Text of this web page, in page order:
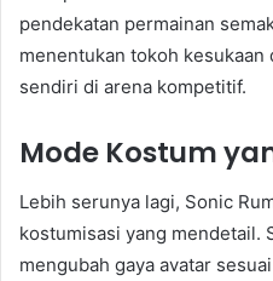
pendekatan permainan
menentukan tokoh kesukaan
sendiri di arena kompetitif.
Mode Kostum
Lebih serunya lagi, Sonic
kostumisasi yang mendetail.
mengubah gaya avatar